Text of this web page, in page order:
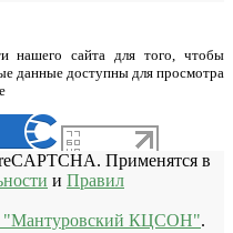
нашего сайта для того, чтобы
данные доступны для просмотра
Применятся в
и Правил
КЦСОН".